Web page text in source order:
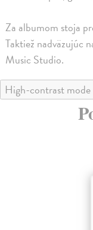
Za albumom stoja
Taktiež nadväzujúc
Music Studio.
High-contrast mode